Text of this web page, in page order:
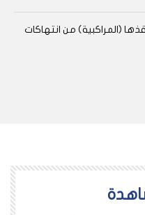
(المراكبية) من انتهاكات